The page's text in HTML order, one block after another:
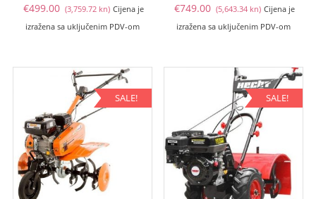
cijena
€499.00 (3,759.72 kn)Trenutna
cijena
(3,759.72
kn).
Cijena je
izražena sa uključenim PDV-om
€749.00 (5,643.34 kn)Trenutna
cijena
(5,643.34
kn).
Cijena je
izražena sa uključenim PDV-om
SALE! SALE!